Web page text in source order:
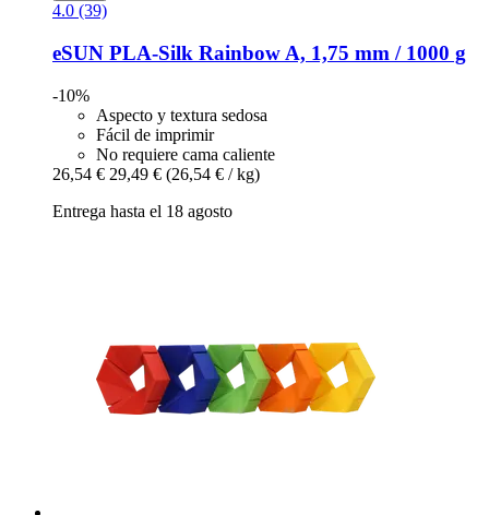
4.0 (39)
eSUN PLA-​Silk Rainbow A, 1,75 mm / 1000 g
-10%
Aspecto y textura sedosa
Fácil de imprimir
No requiere cama caliente
26,54 € 29,49 € (26,54 € / kg)
Entrega hasta el 18 agosto